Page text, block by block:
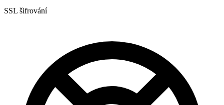
SSL šifrování